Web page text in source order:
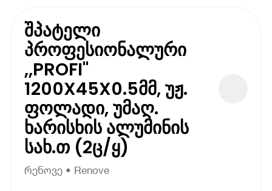
შპატელი
პროფესიონალური
,,PROFI"
1200X45X0.5მმ, უჟ.
ფოლადი, უმაღ.
ხარისხის ალუმინის
სახ.თ (2ც/ყ)
რენოვე • Renove